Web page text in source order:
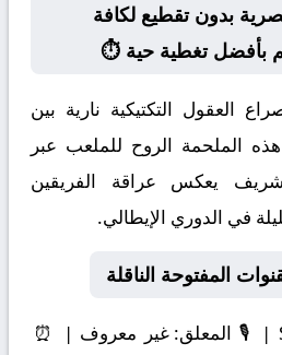
بدون تقطيع لكافة
بأفضل تغطية حية ⏱️
العقول التكتيكية نارية بين
هذه الملحمة الروح للملعب عبر
يعكس عراقة الفريقين
في الدوري الإيطالي.
المفتوحة الناقلة
المعلق: غير معروف | ⏰